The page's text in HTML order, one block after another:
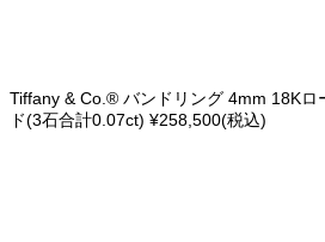
Tiffany & Co.® バンドリング 4mm 18Kロ
ド(3石合計0.07ct) ¥258,500(税込)